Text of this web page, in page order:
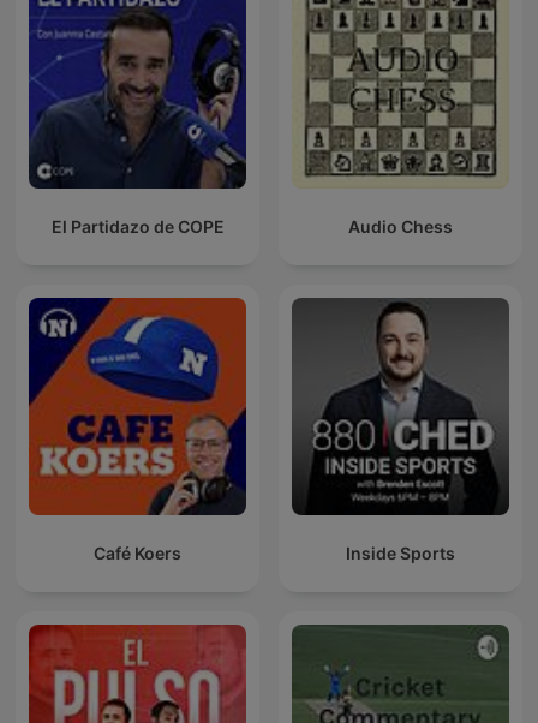
El Partidazo de COPE Audio Chess
Café Koers Inside Sports